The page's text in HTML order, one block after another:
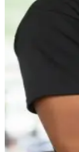
Taller de César
Somos una
telas o cuero a
incluyendo la
Desde
$80.000